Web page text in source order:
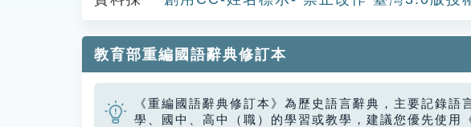
教育部重編國語辭典修訂本
《重編國語辭典修訂本》為歷史語言辭典，主要記錄
學、國中、高中（職）的學習或教學，建議您優先使用